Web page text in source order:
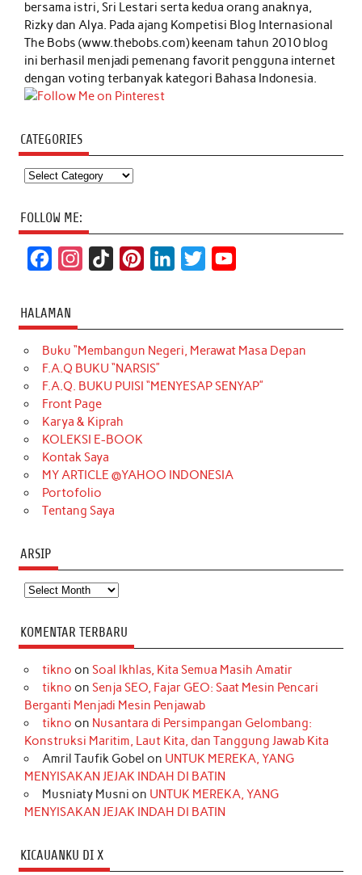
bersama istri, Sri Lestari serta kedua orang anaknya,
Rizky dan Alya. Pada ajang Kompetisi Blog Internasional
The Bobs (www.thebobs.com) keenam tahun 2010 blog
ini berhasil menjadi pemenang favorit pengguna internet
dengan voting terbanyak kategori Bahasa Indonesia.
CATEGORIES
Categories
FOLLOW ME:
c
e
b
o
o
k
t
a
g
r
a
m
T
o
k
t
e
r
k
e
d
t
t
e
T
u
b
HALAMAN
Buku “Membangun Negeri, Merawat Masa Depan
F.A.Q BUKU “NARSIS”
F.A.Q. BUKU PUISI “MENYESAP SENYAP”
Front Page
Karya & Kiprah
KOLEKSI E-BOOK
Kontak Saya
MY ARTICLE @YAHOO INDONESIA
Portofolio
Tentang Saya
ARSIP
Arsip
KOMENTAR TERBARU
tikno on Soal Ikhlas, Kita Semua Masih Amatir
tikno on Senja SEO, Fajar GEO: Saat Mesin Pencari
Berganti Menjadi Mesin Penjawab
tikno on Nusantara di Persimpangan Gelombang:
Konstruksi Maritim, Laut Kita, dan Tanggung Jawab Kita
Amril Taufik Gobel on UNTUK MEREKA, YANG
MENYISAKAN JEJAK INDAH DI BATIN
Musniaty Musni on UNTUK MEREKA, YANG
MENYISAKAN JEJAK INDAH DI BATIN
KICAUANKU DI X